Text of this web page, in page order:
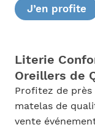
J’en profite
Literie
Oreillers de
Profitez de près
matelas de
vente